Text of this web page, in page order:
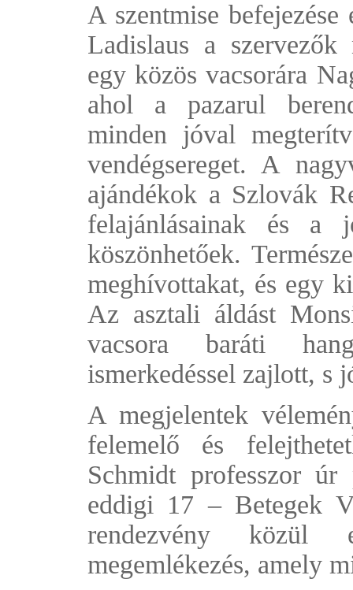
A szentmise
Ladislaus a
egy közös vacsorára
ahol a pazarul
minden jóval
vendégsereget. A
ajándékok a Szlovák
felajánlásainak és a
köszönhetőek.
meghívottakat, és egy
Az asztali áldást
vacsora baráti
ismerkedéssel zajlott,
A megjelentek
felemelő és
Schmidt professzor
eddigi 17 – Betegek
rendezvény
megemlékezés, amely